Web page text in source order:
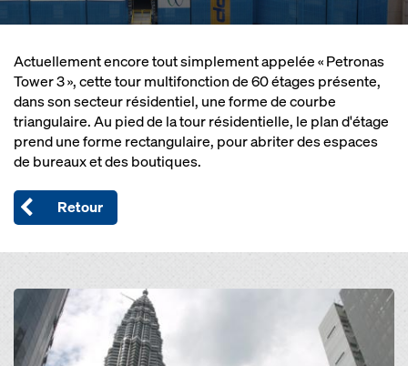
Actuellement encore tout simplement appelée « Petronas
Tower 3 », cette tour multifonction de 60 étages présente,
dans son secteur résidentiel, une forme de courbe
triangulaire. Au pied de la tour résidentielle, le plan d'étage
prend une forme rectangulaire, pour abriter des espaces
de bureaux et des boutiques.
Retour
Open